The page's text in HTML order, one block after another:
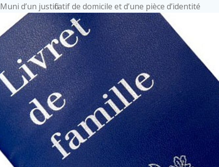
Muni d’un justificatif de domicile et d’une pièce d’identité